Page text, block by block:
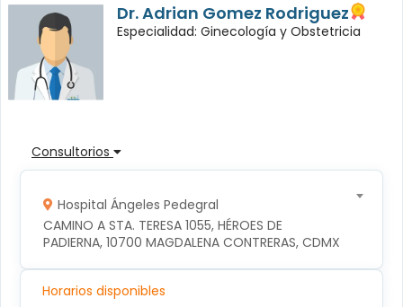
Dr. Adrian Gomez Rodriguez
Especialidad: Ginecología y Obstetricia
Consultorios
Hospital Ángeles Pedegral
CAMINO A STA. TERESA 1055, HÉROES DE
PADIERNA, 10700 MAGDALENA CONTRERAS, CDMX
Horarios disponibles